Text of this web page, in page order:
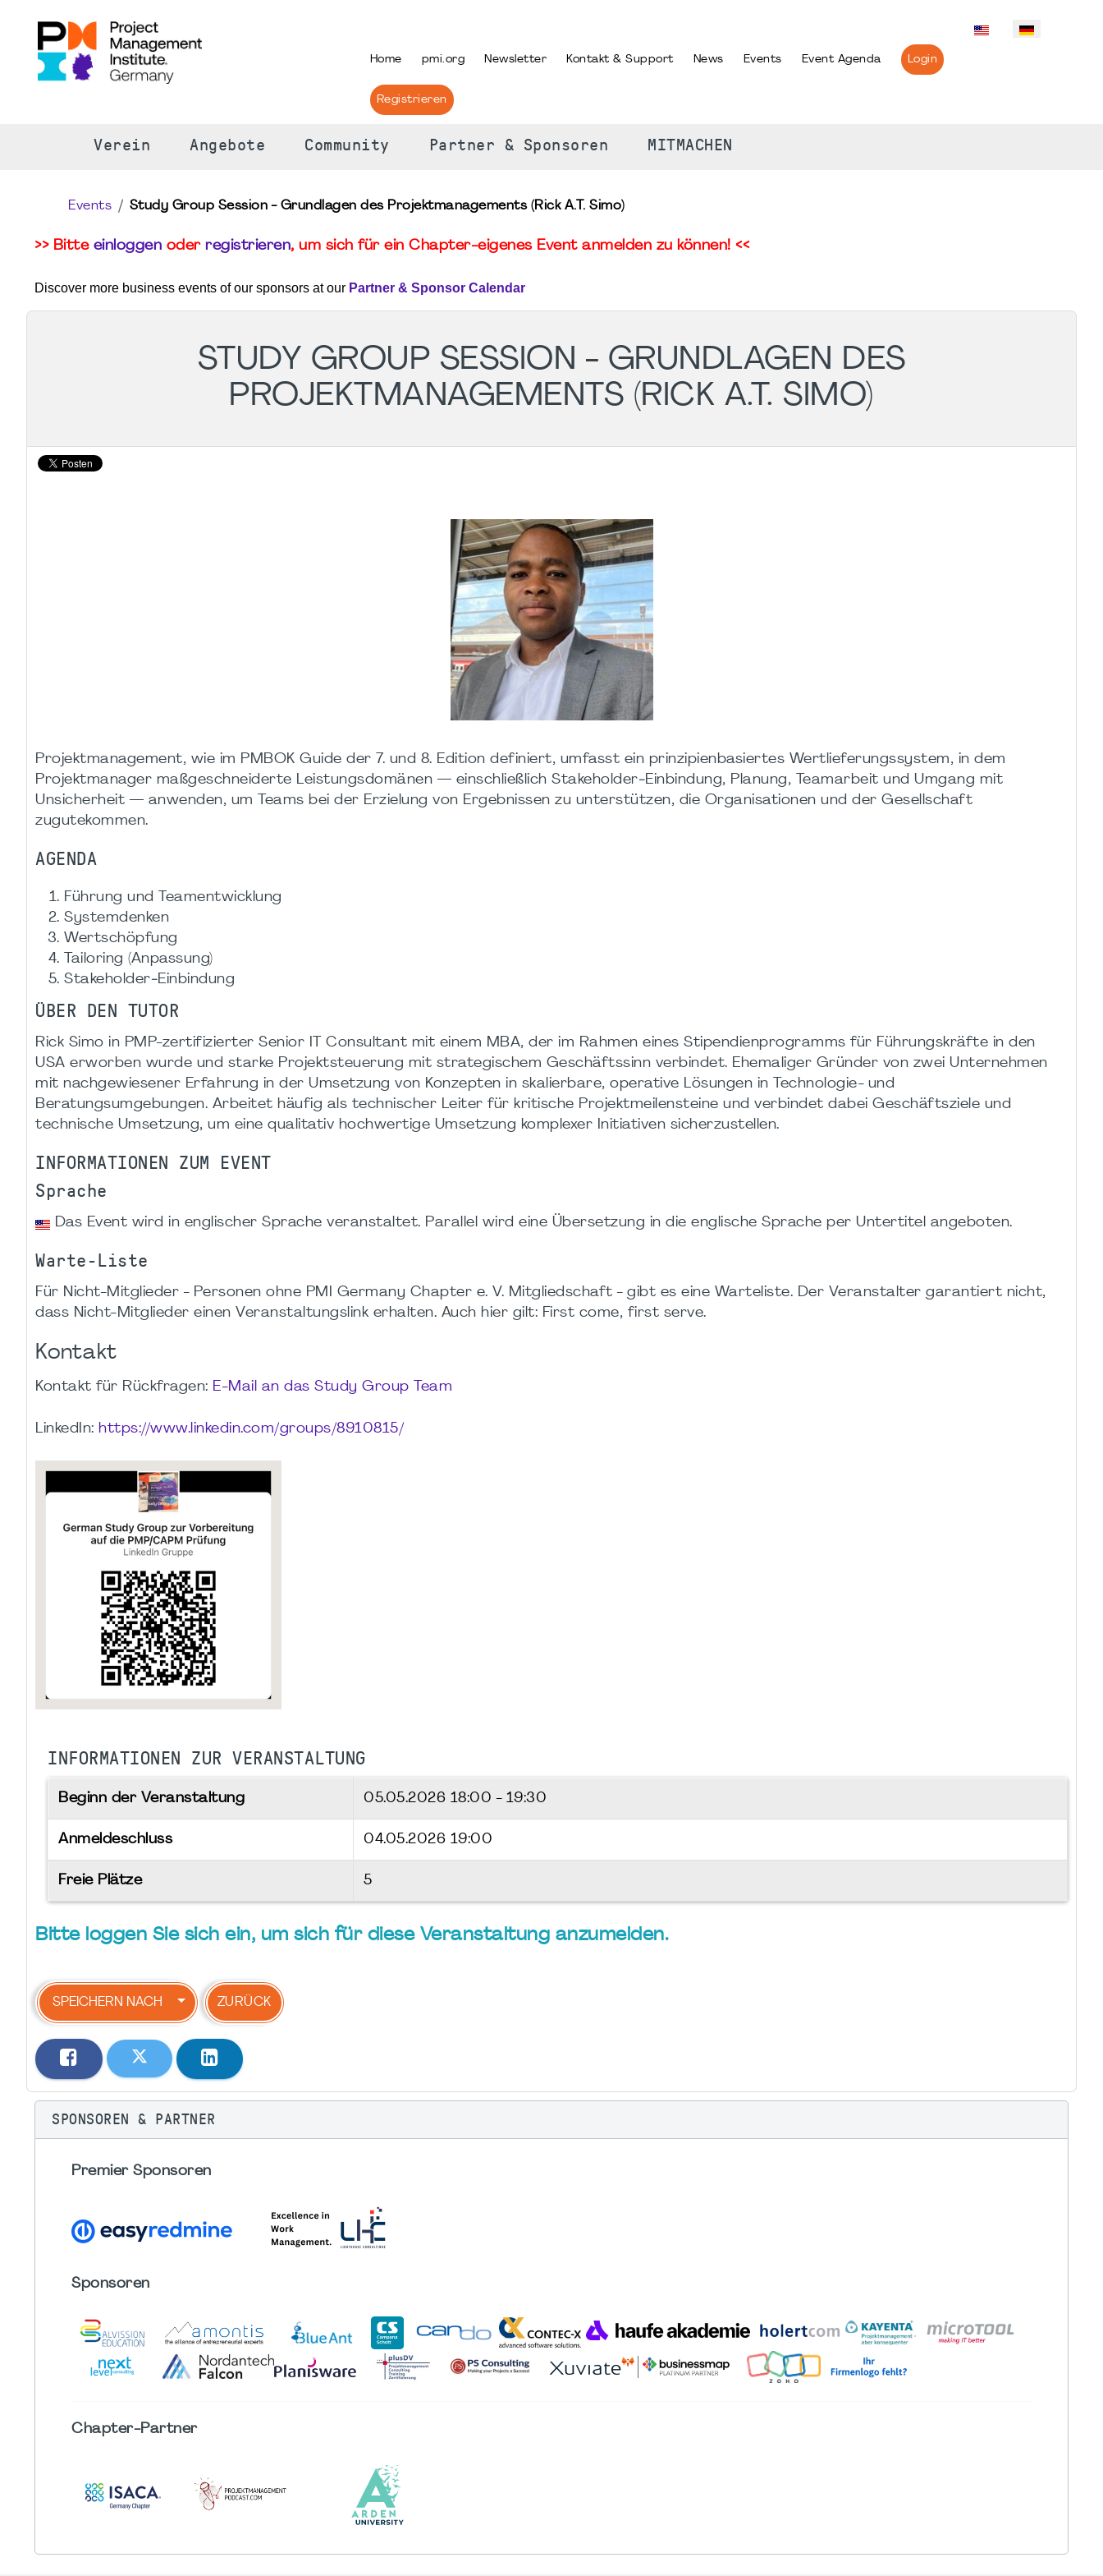
Home pmi.org Newsletter Kontakt & Support News Events Event Agenda Login
Registrieren
Verein Angebote Community Partner & Sponsoren MITMACHEN
Events Study Group Session - Grundlagen des Projektmanagements (Rick A.T. Simo)
>> Bitte einloggen oder registrieren, um sich für ein Chapter-eigenes Event anmelden zu können! <<
Discover more business events of our sponsors at our Partner & Sponsor Calendar
STUDY GROUP SESSION - GRUNDLAGEN DES
PROJEKTMANAGEMENTS (RICK A.T. SIMO)
Projektmanagement, wie im PMBOK Guide der 7. und 8. Edition definiert, umfasst ein prinzipienbasiertes Wertlieferungssystem, in dem
Projektmanager maßgeschneiderte Leistungsdomänen — einschließlich Stakeholder‑Einbindung, Planung, Teamarbeit und Umgang mit
Unsicherheit — anwenden, um Teams bei der Erzielung von Ergebnissen zu unterstützen, die Organisationen und der Gesellschaft
zugutekommen.
AGENDA
Führung und Teamentwicklung
Systemdenken
Wertschöpfung
Tailoring (Anpassung)
Stakeholder‑Einbindung
ÜBER DEN TUTOR
Rick Simo in PMP-zertifizierter Senior IT Consultant mit einem MBA, der im Rahmen eines Stipendienprogramms für Führungskräfte in den
USA erworben wurde und starke Projektsteuerung mit strategischem Geschäftssinn verbindet. Ehemaliger Gründer von zwei Unternehmen
mit nachgewiesener Erfahrung in der Umsetzung von Konzepten in skalierbare, operative Lösungen in Technologie- und
Beratungsumgebungen. Arbeitet häufig als technischer Leiter für kritische Projektmeilensteine und verbindet dabei Geschäftsziele und
technische Umsetzung, um eine qualitativ hochwertige Umsetzung komplexer Initiativen sicherzustellen.
INFORMATIONEN ZUM EVENT
Sprache
Das Event wird in englischer Sprache veranstaltet. Parallel wird eine Übersetzung in die englische Sprache per Untertitel angeboten.
Warte-Liste
Für Nicht-Mitglieder - Personen ohne PMI Germany Chapter e. V. Mitgliedschaft - gibt es eine Warteliste. Der Veranstalter garantiert nicht,
dass Nicht-Mitglieder einen Veranstaltungslink erhalten. Auch hier gilt: First come, first serve.
Kontakt
Kontakt für Rückfragen: E-Mail an das Study Group Team
LinkedIn: https://www.linkedin.com/groups/8910815/
INFORMATIONEN ZUR VERANSTALTUNG
Beginn der Veranstaltung 05.05.2026 18:00 - 19:30
Anmeldeschluss 04.05.2026 19:00
Freie Plätze 5
Bitte loggen Sie sich ein, um sich für diese Veranstaltung anzumelden.
SPEICHERN NACH ZURÜCK
SPONSOREN & PARTNER
Premier Sponsoren
Sponsoren
Chapter-Partner